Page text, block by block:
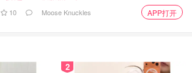
10 Moose Knuckles APP打开
2